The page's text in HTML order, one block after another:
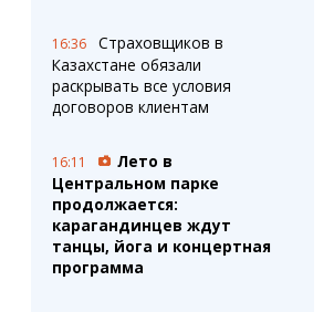
16:36
Страховщиков в
Казахстане обязали
раскрывать все условия
договоров клиентам
16:11
Лето в
Центральном парке
продолжается:
карагандинцев ждут
танцы, йога и концертная
программа